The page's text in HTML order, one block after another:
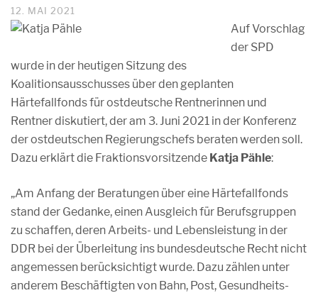
12. MAI 2021
Auf Vorschlag
der SPD
wurde in der heutigen Sitzung des
Koalitionsausschusses über den geplanten
Härtefallfonds für ostdeutsche Rentnerinnen und
Rentner diskutiert, der am 3. Juni 2021 in der Konferenz
der ostdeutschen Regierungschefs beraten werden soll.
Dazu erklärt die Fraktionsvorsitzende Katja Pähle:
„Am Anfang der Beratungen über eine Härtefallfonds
stand der Gedanke, einen Ausgleich für Berufsgruppen
zu schaffen, deren Arbeits- und Lebensleistung in der
DDR bei der Überleitung ins bundesdeutsche Recht nicht
angemessen berücksichtigt wurde. Dazu zählen unter
anderem Beschäftigten von Bahn, Post, Gesundheits-